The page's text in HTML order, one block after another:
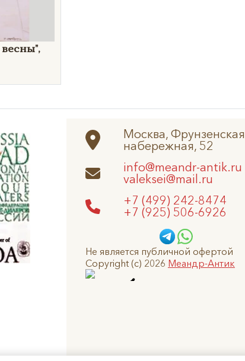
весны",
Москва, Фрунзенская
набережная, 52
info@meandr-antik.ru
valeksei@mail.ru
+7 (499) 242-8474
+7 (925) 506-6926
Не является публичной офертой
Copyright (c) 2026 Меандр-Антик